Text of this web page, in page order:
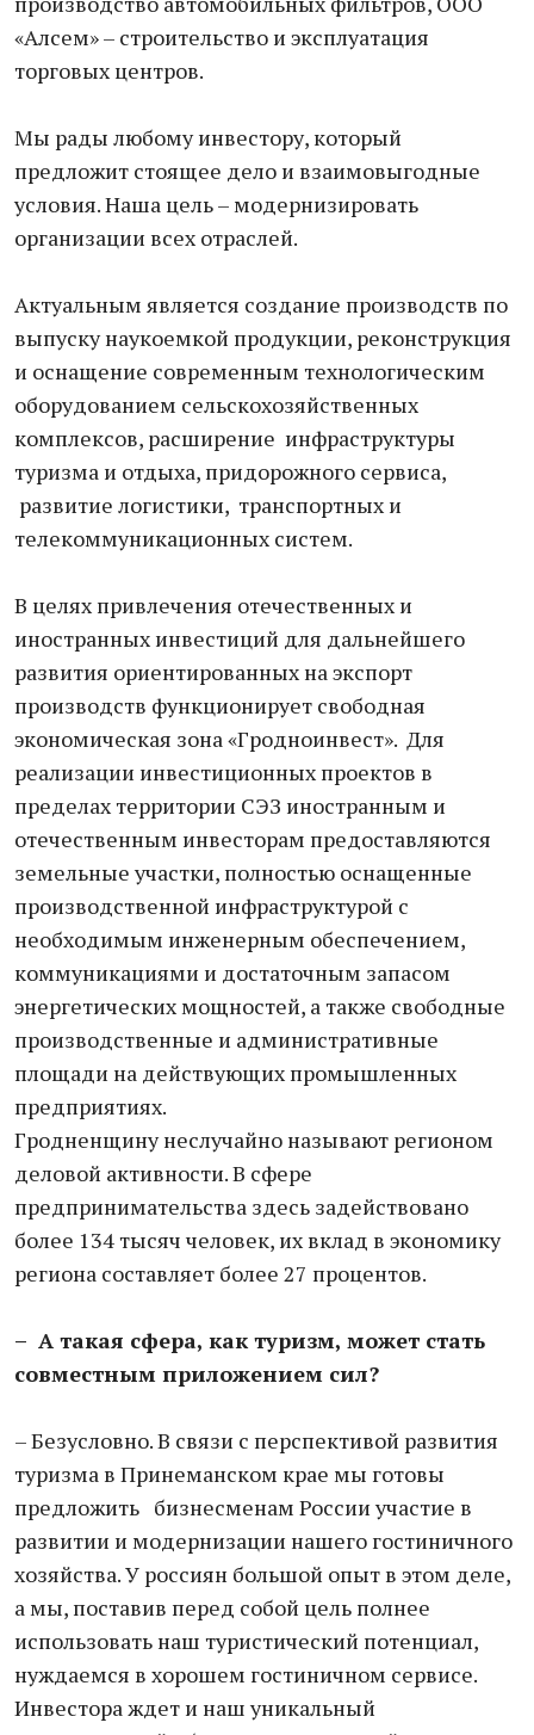
«Алсем» – строительство и эксплуатация
торговых центров.
Мы рады любому инвестору, который
предложит стоящее дело и взаимовыгодные
условия. Наша цель – модернизировать
организации всех отраслей.
Актуальным является создание производств по
выпуску наукоемкой продукции, реконструкция
и оснащение современным технологическим
оборудованием сельскохозяйственных
комплексов, расширение инфраструктуры
туризма и отдыха, придорожного сервиса,
развитие логистики, транспортных и
телекоммуникационных систем.
В целях привлечения отечественных и
иностранных инвестиций для дальнейшего
развития ориентированных на экспорт
производств функционирует свободная
экономическая зона «Гродноинвест». Для
реализации инвестиционных проектов в
пределах территории СЭЗ иностранным и
отечественным инвесторам предоставляются
земельные участки, полностью оснащенные
производственной инфраструктурой с
необходимым инженерным обеспечением,
коммуникациями и достаточным запасом
энергетических мощностей, а также свободные
производственные и административные
площади на действующих промышленных
предприятиях.
Гродненщину неслучайно называют регионом
деловой активности. В сфере
предпринимательства здесь задействовано
более 134 тысяч человек, их вклад в экономику
региона составляет более 27 процентов.
– А такая сфера, как туризм, может стать
совместным приложением сил?
– Безусловно. В связи с перспективой развития
туризма в Принеманском крае мы готовы
предложить бизнесменам России участие в
развитии и модернизации нашего гостиничного
хозяйства. У россиян большой опыт в этом деле,
а мы, поставив перед собой цель полнее
использовать наш туристический потенциал,
нуждаемся в хорошем гостиничном сервисе.
Инвестора ждет и наш уникальный